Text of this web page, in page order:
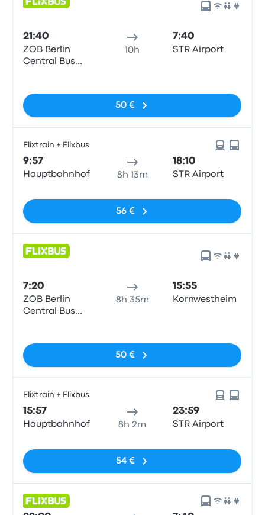
21:40
ZOB Berlin
Central Bus
10h
7:40
STR Airport
50 €
Flixtrain + Flixbus
9:57
Hauptbahnhof 8h 13m
18:10
STR Airport
56 €
7:20
ZOB Berlin
Central Bus
8h 35m
15:55
Kornwestheim
50 €
Flixtrain + Flixbus
15:57
Hauptbahnhof 8h 2m
23:59
STR Airport
54 €